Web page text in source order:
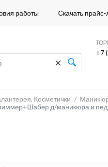
работы Скачать прайс-
+7
Косметички /
д/маникюра и